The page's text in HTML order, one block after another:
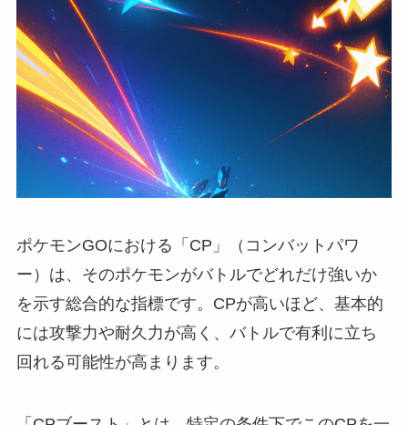
ポケモンGOにおける「CP」（コンバットパワ
ー）は、そのポケモンがバトルでどれだけ強いか
を示す総合的な指標です。CPが高いほど、基本的
には攻撃力や耐久力が高く、バトルで有利に立ち
回れる可能性が高まります。